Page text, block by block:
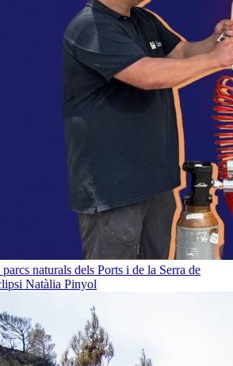
parcs naturals dels Ports i de la Serra de
Natàlia Pinyol